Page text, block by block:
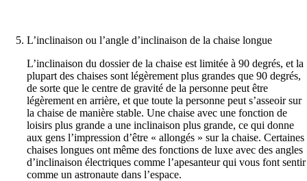
L’inclinaison ou l’angle d’inclinaison de la chaise longue
L’inclinaison du dossier de la chaise est limitée à 90 degrés, et la
plupart des chaises sont légèrement plus grandes que 90 degrés,
de sorte que le centre de gravité de la personne peut être
légèrement en arrière, et que toute la personne peut s’asseoir sur
la chaise de manière stable. Une chaise avec une fonction de
loisirs plus grande a une inclinaison plus grande, ce qui donne
aux gens l’impression d’être « allongés » sur la chaise. Certaines
chaises longues ont même des fonctions de luxe avec des angles
d’inclinaison électriques comme l’apesanteur qui vous font sentir
comme un astronaute dans l’espace.